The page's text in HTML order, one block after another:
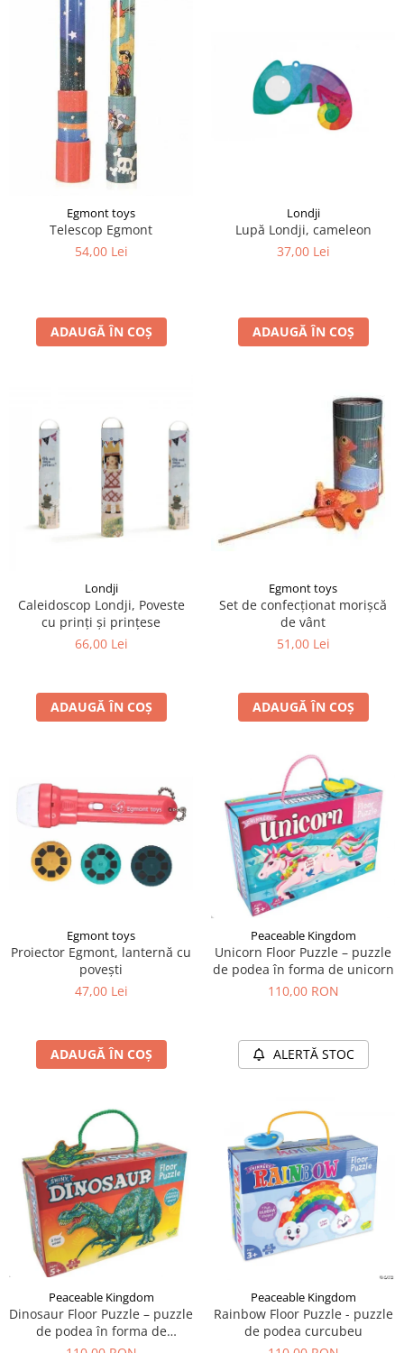
Egmont toys
Telescop Egmont
54,00 Lei
ADAUGĂ ÎN COȘ
Londji
Lupă Londji, cameleon
37,00 Lei
ADAUGĂ ÎN COȘ
Londji
Caleidoscop Londji, Poveste
cu prinți și prințese
66,00 Lei
ADAUGĂ ÎN COȘ
Egmont toys
Set de confecționat morișcă
de vânt
51,00 Lei
ADAUGĂ ÎN COȘ
Egmont toys
Proiector Egmont, lanternă cu
povești
47,00 Lei
ADAUGĂ ÎN COȘ
Peaceable Kingdom
Unicorn Floor Puzzle – puzzle
de podea în forma de unicorn
110,00 RON
ALERTĂ STOC
Peaceable Kingdom
Dinosaur Floor Puzzle – puzzle
de podea în forma de
dinozaur
Peaceable Kingdom
Rainbow Floor Puzzle - puzzle
de podea curcubeu